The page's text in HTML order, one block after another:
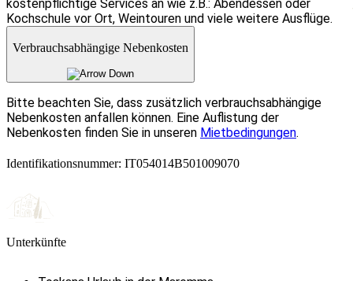
kostenpflichtige Services an wie z.B.: Abendessen oder
Kochschule vor Ort, Weintouren und viele weitere Ausflüge.
Verbrauchsabhängige Nebenkosten
Bitte beachten Sie, dass zusätzlich verbrauchsabhängige
Nebenkosten anfallen können. Eine Auflistung der
Nebenkosten finden Sie in unseren Mietbedingungen.
Identifikationsnummer: IT054014B501009070
Unterkünfte